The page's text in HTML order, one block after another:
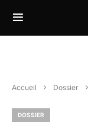
Accueil Dossier
DOSSIER